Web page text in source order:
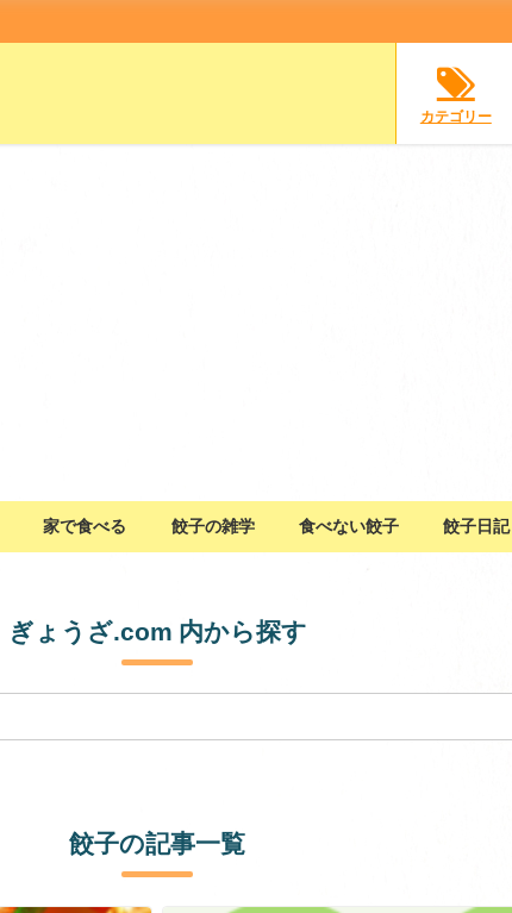
カテゴリー
家で食べる 餃子の雑学 食べない餃子 餃子日記
ぎょうざ.com 内から探す
餃子の記事一覧